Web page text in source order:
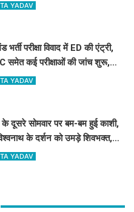
YADAV
भर्ती परीक्षा विवाद में ED की एंट्री,
समेत कई परीक्षाओं की जांच शुरू,
भी छात्रों का आंदोलन जारी
YADAV
दूसरे सोमवार पर बम-बम हुई काशी,
के दर्शन को उमड़े शिवभक्त,
ने की पुष्पवर्षा
YADAV